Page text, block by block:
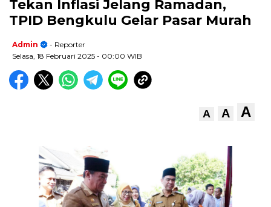
Tekan Inflasi Jelang Ramadan,
TPID Bengkulu Gelar Pasar Murah
Admin
- Reporter
Selasa, 18 Februari 2025 - 00:00 WIB
A A A